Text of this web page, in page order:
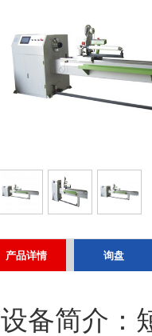
产品详情 询盘
设备简介：